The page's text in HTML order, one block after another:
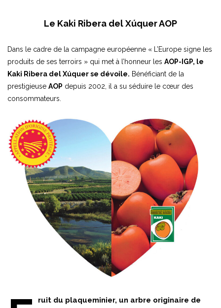
Le Kaki Ribera del Xúquer AOP
Dans le cadre de la campagne européenne « L’Europe signe les
produits de ses terroirs » qui met à l’honneur les AOP-IGP, le
Kaki Ribera del Xúquer se dévoile. Bénéficiant de la
prestigieuse AOP depuis 2002, il a su séduire le cœur des
consommateurs.
ruit du plaqueminier, un arbre originaire de